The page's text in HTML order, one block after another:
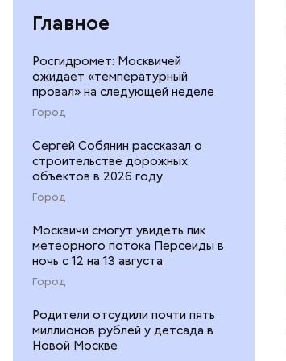
Главное
Росгидромет: Москвичей
ожидает «температурный
провал» на следующей неделе
Город
Сергей Собянин рассказал о
строительстве дорожных
объектов в 2026 году
Город
Москвичи смогут увидеть пик
метеорного потока Персеиды в
ночь с 12 на 13 августа
Город
Родители отсудили почти пять
миллионов рублей у детсада в
Новой Москве